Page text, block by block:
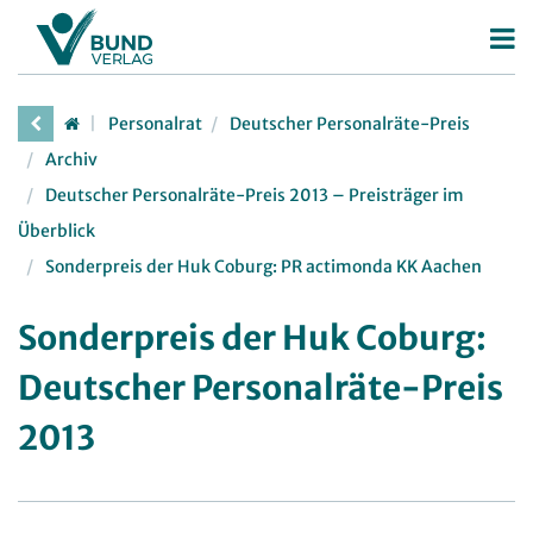
Betriebsrat
Betriebsratswahl
Betriebsratsarbeit
Mitbestimmung
Arbeitsschutz
Beschäftigtendatenschutz
Deutscher Betriebsrätepreis
Personalrat
Deutscher Personalräte-Preis
TVöD | TV-L
Arbeitsschutz
Personalrat
Deutscher Personalräte-Preis
Archiv
Deutscher Personalräte-Preis 2013 – Preisträger im
Überblick
Sonderpreis der Huk Coburg: PR actimonda KK Aachen
Sonderpreis der Huk Coburg:
Deutscher Personalräte-Preis
2013